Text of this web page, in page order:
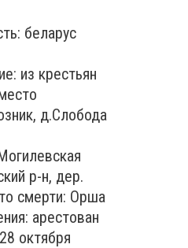
беларус
из крестьян
д.Слобода
р-н, дер.
смерти: Орша
арестован
октября